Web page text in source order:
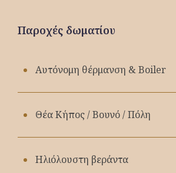
Παροχές δωματίου
Αυτόνομη θέρμανση & Boiler
Θέα Κήπος / Βουνό / Πόλη
Ηλιόλουστη βεράντα